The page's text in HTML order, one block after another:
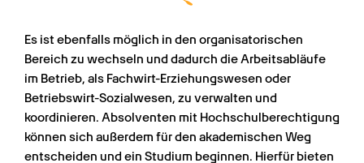
Es ist ebenfalls möglich in den organisatorischen
Bereich zu wechseln und dadurch die Arbeitsabläufe
im Betrieb, als Fachwirt-Erziehungswesen oder
Betriebswirt-Sozialwesen, zu verwalten und
koordinieren. Absolventen mit Hochschulberechtigung
können sich außerdem für den akademischen Weg
entscheiden und ein Studium beginnen. Hierfür bieten